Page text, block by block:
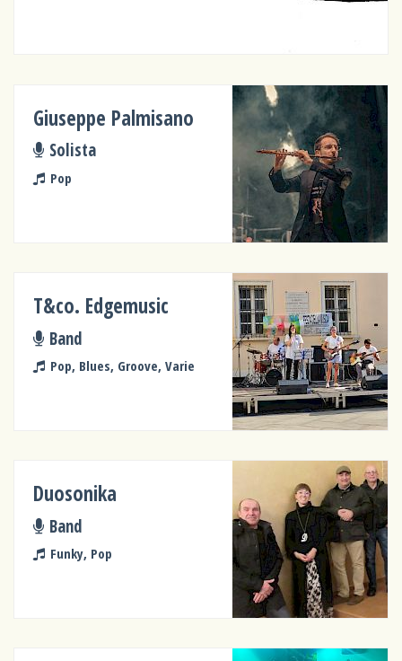
Giuseppe Palmisano
Solista
Pop
T&co. Edgemusic
Band
Pop, Blues, Groove, Varie
Duosonika
Band
Funky, Pop